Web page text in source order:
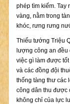
phép tìm kiếm. Tay
vàng, nằm trong
khóc, rưng rưng
Thiếu tướng Triệu
lượng công an
việc gì làm được
và các đồng đội
thống tàng thư các
công dân thu được
không chỉ của lực